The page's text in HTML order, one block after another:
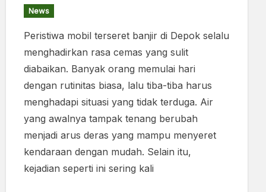
News
Peristiwa mobil terseret banjir di Depok selalu
menghadirkan rasa cemas yang sulit
diabaikan. Banyak orang memulai hari
dengan rutinitas biasa, lalu tiba-tiba harus
menghadapi situasi yang tidak terduga. Air
yang awalnya tampak tenang berubah
menjadi arus deras yang mampu menyeret
kendaraan dengan mudah. Selain itu,
kejadian seperti ini sering kali